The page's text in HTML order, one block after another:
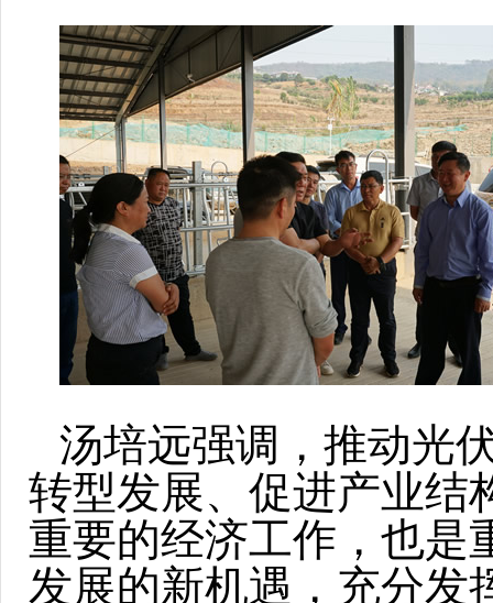
汤培远强调，推动光
转型发展、促进产业结
重要的经济工作，也是
发展的新机遇，充分发